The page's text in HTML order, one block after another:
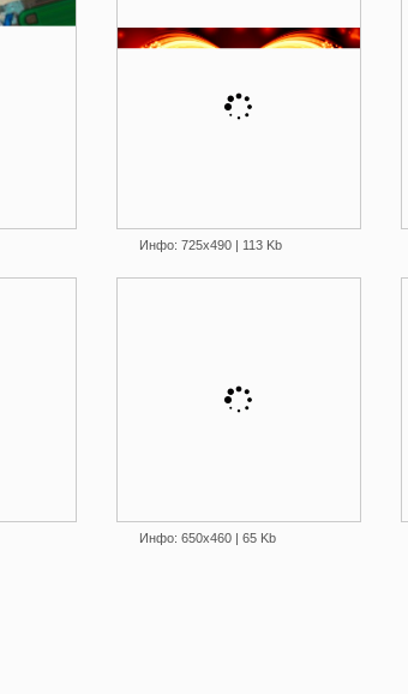
Инфо: 725х490 | 113 Kb
Инфо: 650х460 | 65 Kb